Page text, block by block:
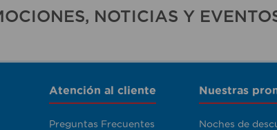
NOTICIAS Y
Atención al cliente
Preguntas Frecuentes
Nuestras
Noches de